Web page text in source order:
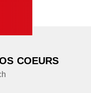
COEURS